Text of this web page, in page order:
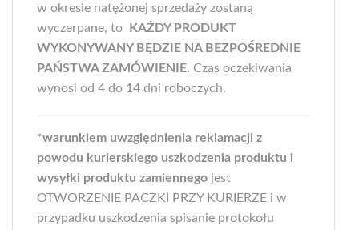
w okresie natężonej sprzedaży zostaną
wyczerpane, to
KAŻDY PRODUKT
WYKONYWANY BĘDZIE NA BEZPOŚREDNIE
PAŃSTWA ZAMÓWIENIE. Czas oczekiwania
wynosi od 4 do 14 dni roboczych.
*warunkiem uwzględnienia reklamacji z
powodu kurierskiego uszkodzenia produktu i
wysyłki produktu zamiennego jest
OTWORZENIE PACZKI PRZY KURIERZE i w
przypadku uszkodzenia spisanie protokołu